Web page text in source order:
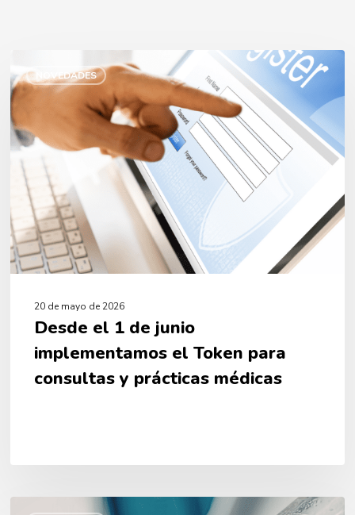
NOVEDADES
el
1
de
junio
implementamos
el
Token
para
consultas
y
prácticas
médicas
20 de mayo de 2026
Desde el 1 de junio
implementamos el Token para
consultas y prácticas médicas